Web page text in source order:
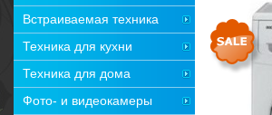
Встраиваемая техника
Техника для кухни
Техника для дома
Фото- и видеокамеры